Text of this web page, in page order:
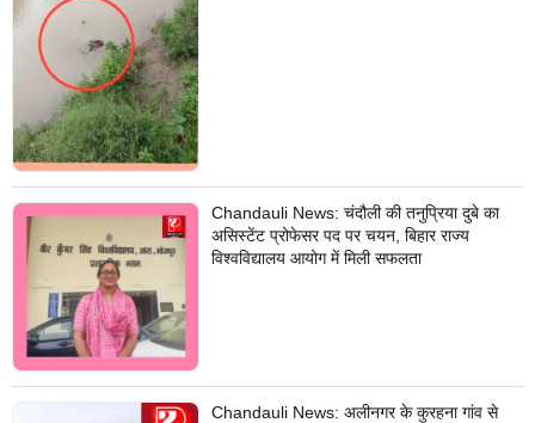
Chandauli News: चंदौली की तनुप्रिया दुबे का
असिस्टेंट प्रोफेसर पद पर चयन, बिहार राज्य
विश्वविद्यालय आयोग में मिली सफलता
Chandauli News: अलीनगर के कुरहना गांव से